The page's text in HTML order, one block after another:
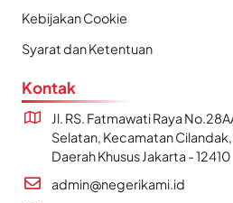
Kebijakan Cookie
Syarat dan Ketentuan
Kontak
Jl. RS. Fatmawati Raya
Selatan, Kecamatan
Daerah Khusus Jakarta - 12410
admin@negerikami.id